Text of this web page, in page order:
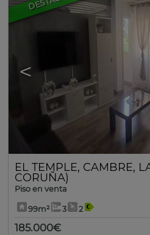
<
EL TEMPLE, CAMBRE,
CORUÑA)
Piso en venta
99m² 3 2
185.000€